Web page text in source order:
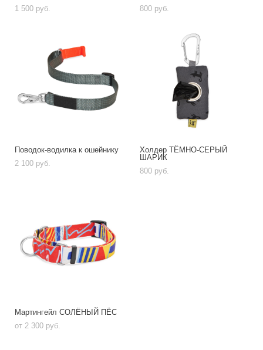
1 500 pуб.
800 pуб.
Поводок-водилка к ошейнику
2 100 pуб.
Холдер ТЁМНО-СЕРЫЙ
ШАРИК
800 pуб.
Мартингейл СОЛЁНЫЙ ПЁС
от 2 300 pуб.